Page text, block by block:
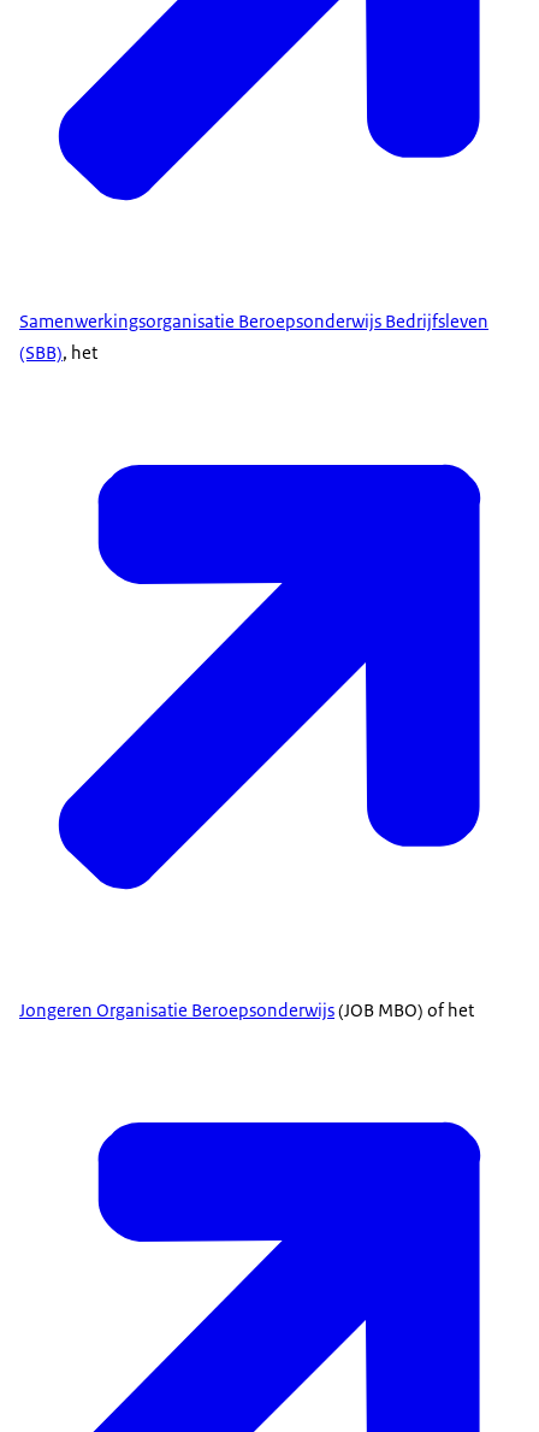
Samenwerkingsorganisatie Beroepsonderwijs Bedrijfsleven
(SBB), het
Jongeren Organisatie Beroepsonderwijs(JOB MBO) of het